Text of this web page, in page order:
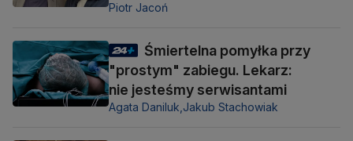
Piotr Jacoń
Śmiertelna pomyłka przy
"prostym" zabiegu. Lekarz:
nie jesteśmy serwisantami
Agata Daniluk, Jakub Stachowiak